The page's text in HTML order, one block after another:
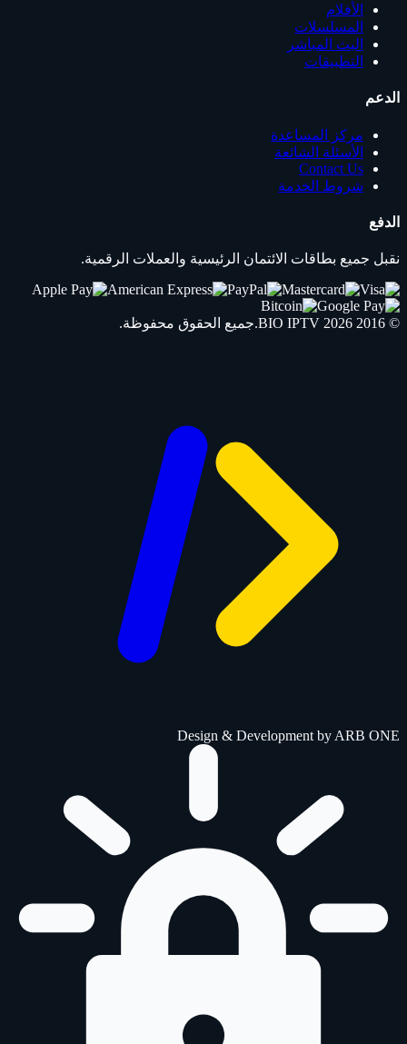
الأفلام
المسلسلات
البث المباشر
التطبيقات
الدعم
مركز المساعدة
الأسئلة الشائعة
Contact Us
شروط الخدمة
الدفع
نقبل جميع بطاقات الائتمان الرئيسية والعملات الرقمية.
© 2016 2026
BIO IPTV .جميع الحقوق محفوظة.
Design & Development by ARB ONE